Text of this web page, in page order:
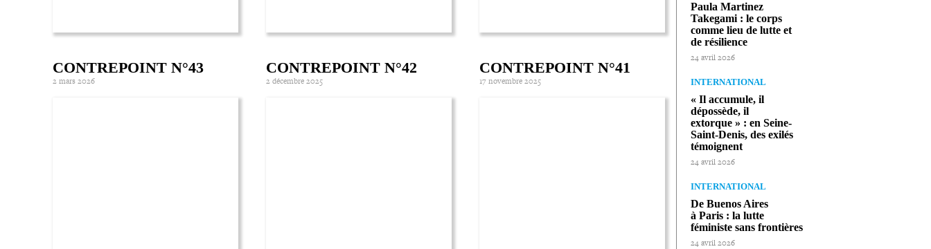
CONTREPOINT N°43
2 mars 2026
CONTREPOINT N°42
2 décembre 2025
CONTREPOINT N°41
17 novembre 2025
Paula Martinez
Takegami : le corps
comme lieu de lutte et
de résilience
24 avril 2026
INTERNATIONAL
« Il accumule, il
dépossède, il
extorque » : en Seine-​
Saint-​Denis, des exilés
témoignent
24 avril 2026
INTERNATIONAL
De Buenos Aires
à Paris : la lutte
féministe sans frontières
24 avril 2026